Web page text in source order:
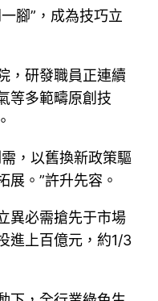
腳”，成為技巧立
，研發職員正連續
等多範疇原創技
，以舊換新政策驅
展。”許升先容。
異必需搶先于市場
進上百億元，約1/3